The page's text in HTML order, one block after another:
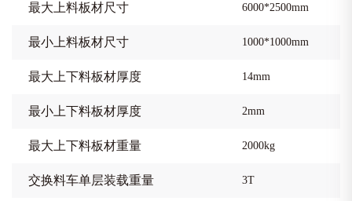
最大上料板材尺寸 6000*2500mm
最小上料板材尺寸 1000*1000mm
最大上下料板材厚度 14mm
最小上下料板材厚度 2mm
最大上下料板材重量 2000kg
交换料车单层装载重量 3T